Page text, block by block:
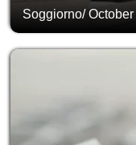
Soggiorno/